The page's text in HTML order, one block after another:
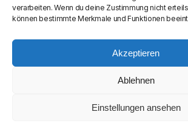
verarbeiten. Wenn du deine Zustimmung nicht
können bestimmte Merkmale und Funktionen
Akzeptieren
Ablehnen
Einstellungen ansehen